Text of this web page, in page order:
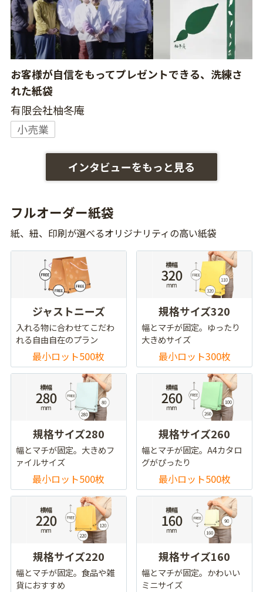
お客様が自信をもってプレゼントできる、洗練さ
れた紙袋
有限会社柚冬庵
小売業
インタビューをもっと見る
フルオーダー紙袋
紙、紐、印刷が選べるオリジナリティの高い紙袋
ジャストニーズ
入れる物に合わせてこだわ
れる自由自在のプラン
最小ロット500枚
規格サイズ320
幅とマチが固定。ゆったり
大きめサイズ
最小ロット300枚
規格サイズ280
幅とマチが固定。大きめフ
ァイルサイズ
最小ロット500枚
規格サイズ260
幅とマチが固定。A4カタロ
グがぴったり
最小ロット500枚
規格サイズ220
幅とマチが固定。食品や雑
貨におすすめ
規格サイズ160
幅とマチが固定。かわいい
ミニサイズ